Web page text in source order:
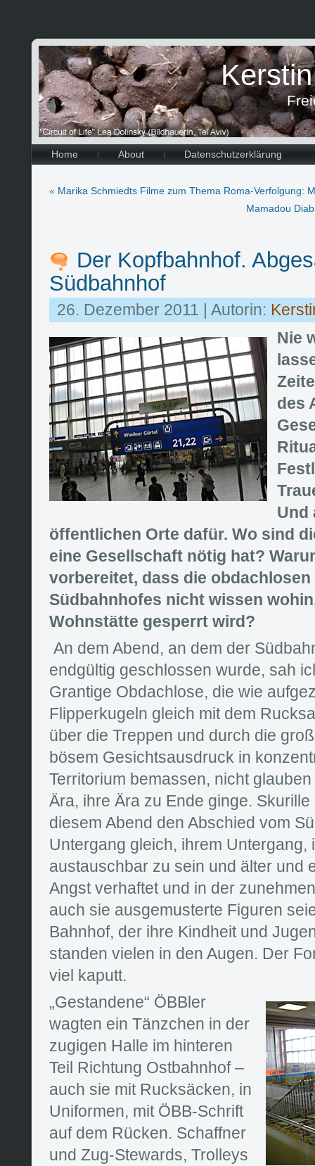
Home About Datenschutzerklärung
« Marika Schmiedts Filme zum Thema Roma-Verfolgung:
Mamadou
Der Kopfbahnhof.
Südbahnhof
26. Dezember 2011 | Autorin:
Nie
des
Und
öffentlichen Orte dafür. Wo sind
eine Gesellschaft nötig hat?
vorbereitet, dass die
Südbahnhofes nicht wissen
Wohnstätte gesperrt wird?
An dem Abend, an dem der
endgültig geschlossen wurde, sah
Grantige Obdachlose, die wie
Flipperkugeln gleich mit dem
über die Treppen und durch die
bösem Gesichtsausdruck in
Territorium bemassen, nicht
Ära, ihre Ära zu Ende ginge.
diesem Abend den Abschied vom
Untergang gleich, ihrem Untergang,
austauschbar zu sein und älter und
Angst verhaftet und in der
auch sie ausgemusterte Figuren
Bahnhof, der ihre Kindheit und
standen vielen in den Augen. Der
viel kaputt.
„Gestandene“ ÖBBler
wagten ein Tänzchen in der
zugigen Halle im hinteren
Teil Richtung Ostbahnhof –
auch sie mit Rucksäcken, in
Uniformen, mit ÖBB-Schrift
auf dem Rücken. Schaffner
und Zug-Stewards, Trolleys